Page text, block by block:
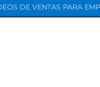
DE VENTAS PARA